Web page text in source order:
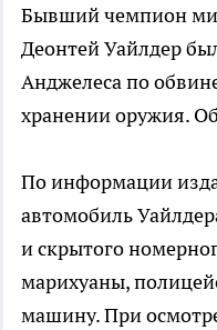
Бывший чемпион
Деонтей Уайлдер
Анджелеса по
хранении оружия.
По информации
автомобиль
и скрытого
марихуаны,
машину. При